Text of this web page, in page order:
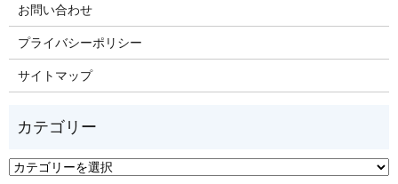
お問い合わせ
プライバシーポリシー
サイトマップ